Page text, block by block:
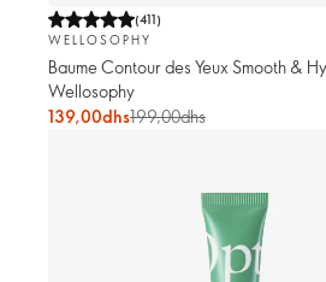
(411)
WELLOSOPHY
Baume Contour des Yeux Smooth &
Wellosophy
139,00dhs199,00dhs